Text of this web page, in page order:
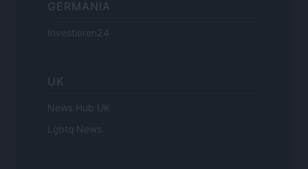
GERMANIA
Investieren24
UK
News Hub UK
Lgbtq News